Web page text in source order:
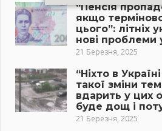
“Пенсія
якщо
цього”: літніх
нові проблеми
21 Березня, 2025
“Ніхто в
такої зміни
вдарить у цих
буде дощ і
21 Березня, 2025